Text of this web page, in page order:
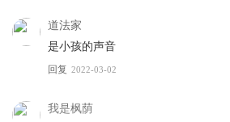
道法家
是小孩的声音
回复 2022-03-02
我是枫荫